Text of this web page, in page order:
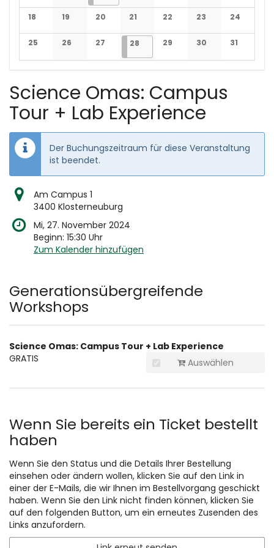
Keine Veranstaltungen
Keine VeranstaltungenKeine Veranstaltungen
Keine Veranstaltungen
Keine Keine
18
Keine Veranstaltungen
19
Keine Veranstaltungen
20
Keine Veranstaltungen
21
Keine Veranstaltungen
22
Keine Veranstaltungen
23
Keine
24
Keine
25
Keine Veranstaltungen
26
Keine Veranstaltungen
27
Keine Veranstaltungen
28 28.08.2025
1 Veranstaltung
29
Keine Veranstaltungen
30
Keine
31
Keine
Science Omas: Campus
Tour + Lab Experience
Der Buchungszeitraum für diese Veranstaltung
ist beendet.
Am Campus 1
3400 Klosterneuburg
Mi, 27. November 2024
Beginn: 15:30 Uhr
Zum Kalender hinzufügen
Produkte
Generationsübergreifende
Workshops
Science Omas: Campus Tour + Lab Experience
GRATIS
Auswählen
Wenn Sie bereits ein Ticket bestellt
haben
Wenn Sie den Status und die Details Ihrer Bestellung
einsehen oder ändern wollen, klicken Sie auf den Link in
einer der E-Mails, die wir Ihnen im Bestellvorgang geschickt
haben. Wenn Sie den Link nicht finden können, klicken Sie
auf den folgenden Button, um ein erneutes Zusenden des
Links anzufordern.